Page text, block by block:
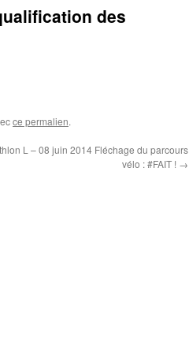
des
ce permalien.
L – 08 juin 2014 Fléchage du parcours
vélo : ‪#‎FAIT‬ ! →